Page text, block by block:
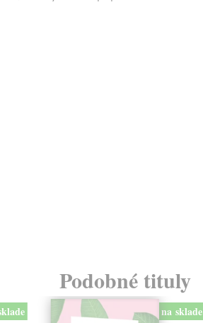
Podobné tituly
na sklade